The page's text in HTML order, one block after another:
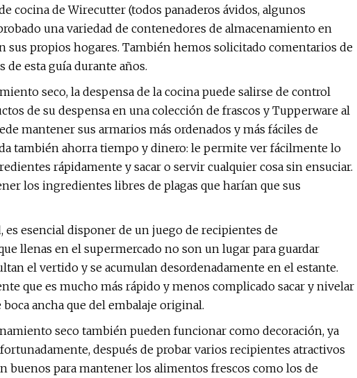
cocina de Wirecutter (todos panaderos ávidos, algunos
una variedad de contenedores de almacenamiento en
sus propios hogares. También hemos solicitado comentarios de
esta guía durante años.
seco, la despensa de la cocina puede salirse de control
de su despensa en una colección de frascos y Tupperware al
mantener sus armarios más ordenados y más fáciles de
también ahorra tiempo y dinero: le permite ver fácilmente lo
rápidamente y sacar o servir cualquier cosa sin ensuciar.
los ingredientes libres de plagas que harían que sus
esencial disponer de un juego de recipientes de
llenas en el supermercado no son un lugar para guardar
el vertido y se acumulan desordenadamente en el estante.
que es mucho más rápido y menos complicado sacar y nivelar
ancha que del embalaje original.
seco también pueden funcionar como decoración, ya
después de probar varios recipientes atractivos
buenos para mantener los alimentos frescos como los de